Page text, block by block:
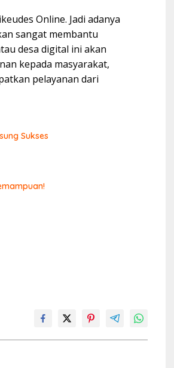
Online. Jadi adanya
sangat membantu
desa digital ini akan
kepada masyarakat,
pelayanan dari
Sukses